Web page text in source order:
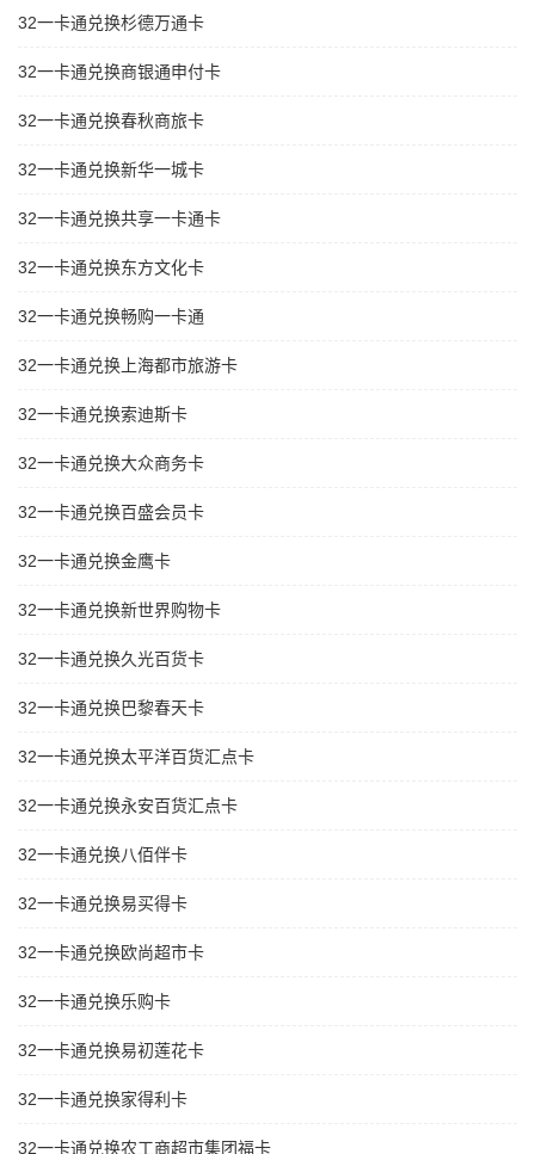
32一卡通兑换杉德万通卡
32一卡通兑换商银通申付卡
32一卡通兑换春秋商旅卡
32一卡通兑换新华一城卡
32一卡通兑换共享一卡通卡
32一卡通兑换东方文化卡
32一卡通兑换畅购一卡通
32一卡通兑换上海都市旅游卡
32一卡通兑换索迪斯卡
32一卡通兑换大众商务卡
32一卡通兑换百盛会员卡
32一卡通兑换金鹰卡
32一卡通兑换新世界购物卡
32一卡通兑换久光百货卡
32一卡通兑换巴黎春天卡
32一卡通兑换太平洋百货汇点卡
32一卡通兑换永安百货汇点卡
32一卡通兑换八佰伴卡
32一卡通兑换易买得卡
32一卡通兑换欧尚超市卡
32一卡通兑换乐购卡
32一卡通兑换易初莲花卡
32一卡通兑换家得利卡
32一卡通兑换农工商超市集团福卡